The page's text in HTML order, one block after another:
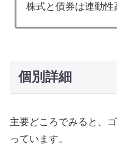
株式と債券は連動性
個別詳細
主要どころでみると、
っています。